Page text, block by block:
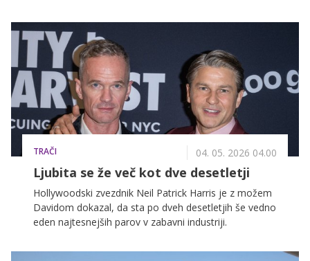
TRAČI 04. 05. 2026 04.00
Ljubita se že več kot dve desetletji
Hollywoodski zvezdnik Neil Patrick Harris je z možem
Davidom dokazal, da sta po dveh desetletjih še vedno
eden najtesnejših parov v zabavni industriji.